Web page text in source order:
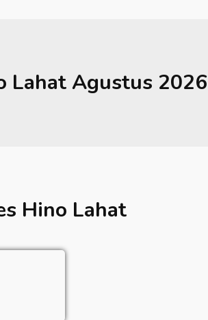
LahatAgustus 2026
Hino Lahat